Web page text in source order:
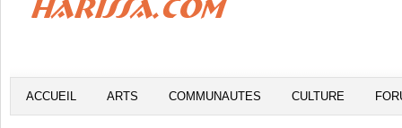
ACCUEIL ARTS COMMUNAUTES CULTURE